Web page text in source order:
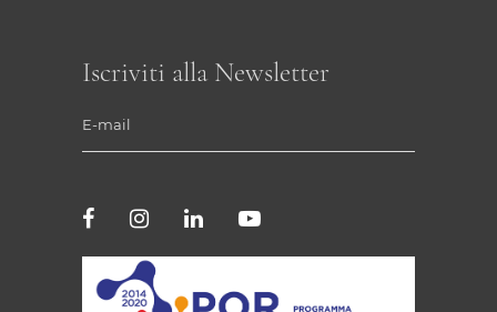
Iscriviti alla Newsletter